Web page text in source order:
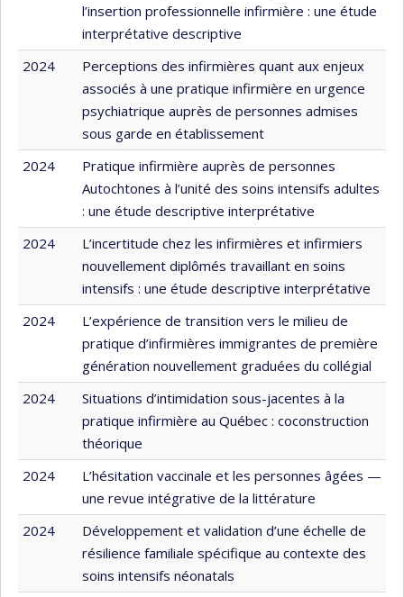
l’insertion professionnelle infirmière : une étude
interprétative descriptive
2024
Perceptions des infirmières quant aux enjeux
associés à une pratique infirmière en urgence
psychiatrique auprès de personnes admises
sous garde en établissement
2024
Pratique infirmière auprès de personnes
Autochtones à l’unité des soins intensifs adultes
: une étude descriptive interprétative
2024
L’incertitude chez les infirmières et infirmiers
nouvellement diplômés travaillant en soins
intensifs : une étude descriptive interprétative
2024
L’expérience de transition vers le milieu de
pratique d’infirmières immigrantes de première
génération nouvellement graduées du collégial
2024
Situations d’intimidation sous-jacentes à la
pratique infirmière au Québec : coconstruction
théorique
2024
L’hésitation vaccinale et les personnes âgées —
une revue intégrative de la littérature
2024
Développement et validation d’une échelle de
résilience familiale spécifique au contexte des
soins intensifs néonatals